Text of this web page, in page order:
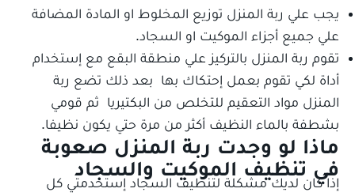
يجب علي ربة المنزل توزيع المخلوط او المادة المضافة
علي جميع أجزاء الموكيت او السجاد.
تقوم ربة المنزل بالتركيز علي منطقة البقع مع إستخدام
أداة لكي تقوم بعمل إحتكاك بها بعد ذلك تضع ربة
المنزل مواد التعقيم للتخلص من البكتيريا ثم قومي
بشطفة بالماء النظيف أكثر من مرة حتي يكون نظيفا.
ماذا لو وجدت ربة المنزل صعوبة
في تنظيف الموكيت والسجاد
إذا كان لديك مشكلة لتنظيف السجاد إستخدمتي كل